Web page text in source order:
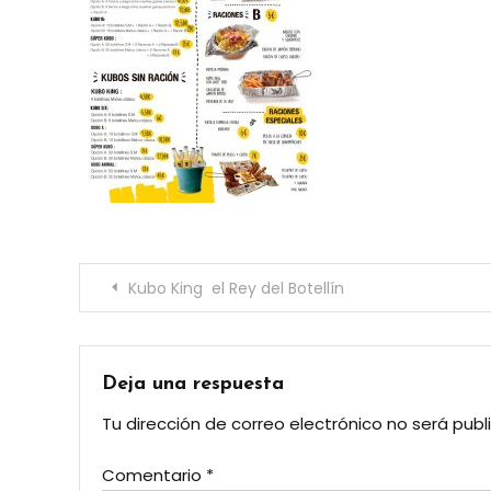
Navegación
entradas
Kubo King el Rey del Botellín
Deja una respuesta
Tu dirección de correo electrónico no será
Comentario *